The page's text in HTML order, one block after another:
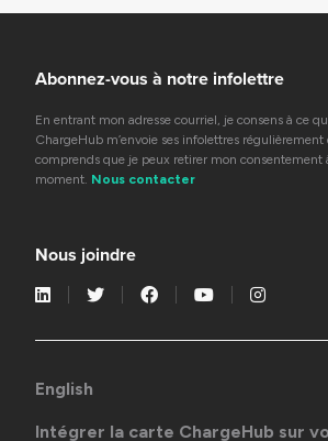
Abonnez-vous à notre infolettre
En entrant mon adresse courriel, je consens à ce
ChargeHub m’envoie ses infolettres régulièrement
comprends que je peux retirer mon consentement
moment. Nous contacter
Nous joindre
English
Intégrer la carte ChargeHub sur